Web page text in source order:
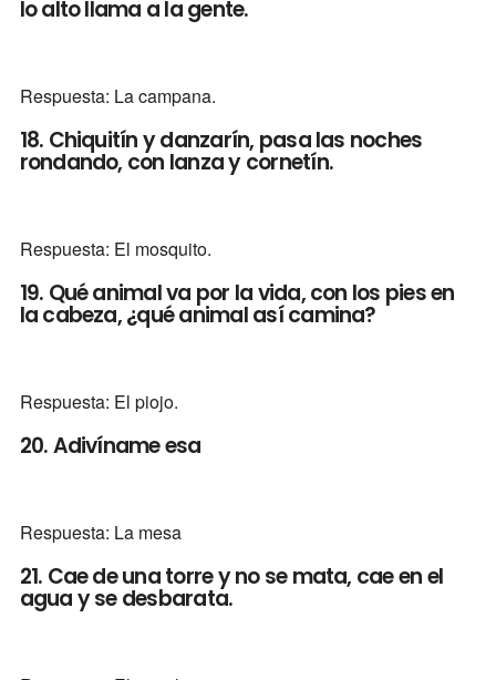
lo alto llama a la gente.
Respuesta: La campana.
18. Chiquitín y danzarín, pasa las noches
rondando, con lanza y cornetín.
Respuesta: El mosquito.
19. Qué animal va por la vida, con los pies en
la cabeza, ¿qué animal así camina?
Respuesta: El piojo.
20. Adivíname esa
Respuesta: La mesa
21. Cae de una torre y no se mata, cae en el
agua y se desbarata.